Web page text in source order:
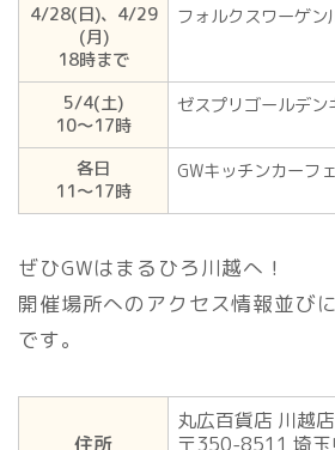
4/28(日)、4/29
(月)
18時まで
フォルクスワーゲ
5/4(土)
10〜17時
ゼスプリゴールデン
各日
11〜17時
GWキッチンカーフ
ぜひGWはまるひろ川越へ！
開催場所へのアクセス情報並び
です。
住所
丸広百貨店 川越
〒350-8511 埼玉